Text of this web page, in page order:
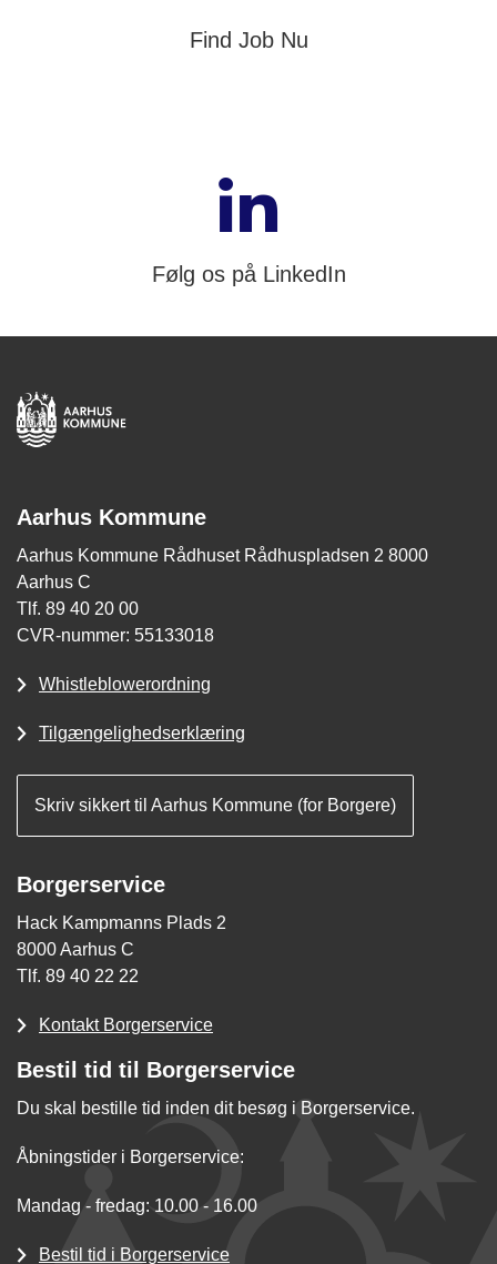
Find Job Nu
Følg os på LinkedIn
Aarhus Kommune
Aarhus Kommune Rådhuset Rådhuspladsen 2 8000
Aarhus C
Tlf. 89 40 20 00
CVR-nummer: 55133018
Whistleblowerordning
Tilgængelighedserklæring
Skriv sikkert til Aarhus Kommune (for Borgere)
Borgerservice
Hack Kampmanns Plads 2
8000 Aarhus C
Tlf. 89 40 22 22
Kontakt Borgerservice
Bestil tid til Borgerservice
Du skal bestille tid inden dit besøg i Borgerservice.
Åbningstider i Borgerservice:
Mandag - fredag: 10.00 - 16.00
Bestil tid i Borgerservice